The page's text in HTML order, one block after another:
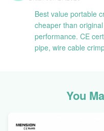
Best value portable
cheaper than
performance. CE
pipe, wire cable
You